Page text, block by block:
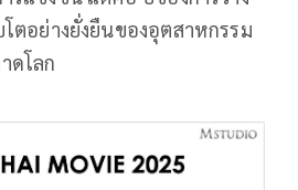
ตอย่างยั่งยืนของอุตสาหกรรม
ดโลก